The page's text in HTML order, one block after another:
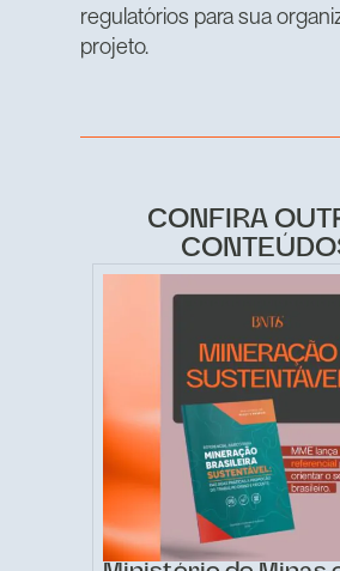
regulatórios para sua
projeto.
CONFIRA